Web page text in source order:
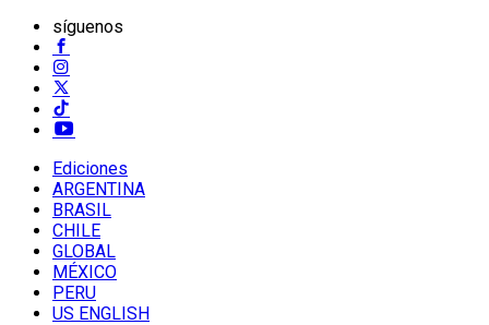
síguenos
Ediciones
ARGENTINA
BRASIL
CHILE
GLOBAL
MÉXICO
PERU
US ENGLISH